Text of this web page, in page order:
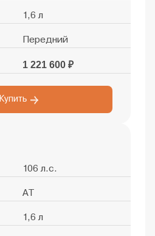
1,6 л
Передний
1 221 600 ₽
Купить
106 л.с.
AT
1,6 л